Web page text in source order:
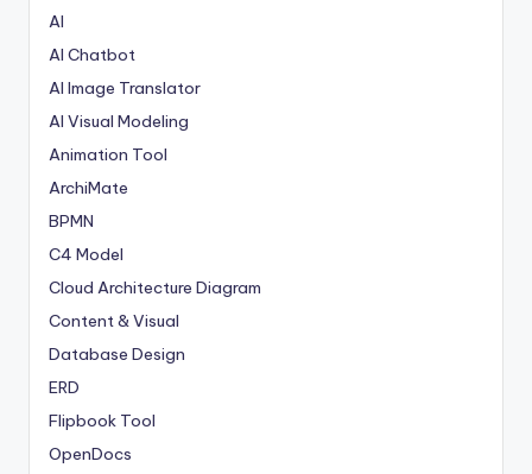
AI
AI Chatbot
AI Image Translator
AI Visual Modeling
Animation Tool
ArchiMate
BPMN
C4 Model
Cloud Architecture Diagram
Content & Visual
Database Design
ERD
Flipbook Tool
OpenDocs